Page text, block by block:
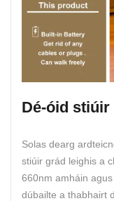
Dé-óid
Solas dearg
stiúir grád leighis a
660nm amháin
dúbailte a thabhairt